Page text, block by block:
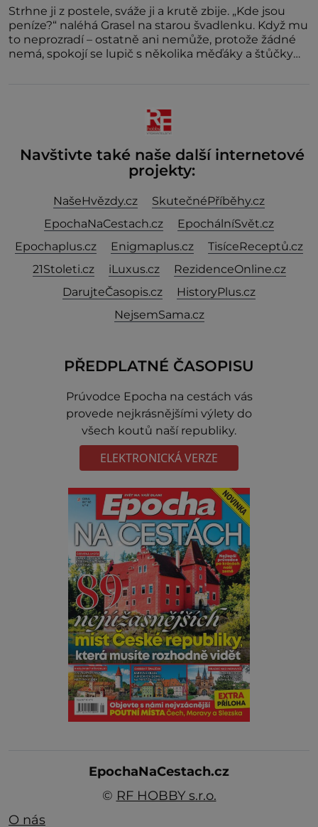
Strhne ji z postele, sváže ji a krutě zbije. „Kde jsou
peníze?“ naléhá Grasel na starou švadlenku. Když mu
to neprozradí – ostatně ani nemůže, protože žádné
nemá, spokojí se lupič s několika měďáky a štůčky
Navštivte také naše další internetové
projekty:
NašeHvězdy.cz
SkutečnéPříběhy.cz
EpochaNaCestach.cz
EpochálníSvět.cz
Epochaplus.cz
Enigmaplus.cz
TisíceReceptů.cz
21Stoleti.cz
iLuxus.cz
RezidenceOnline.cz
DarujteČasopis.cz
HistoryPlus.cz
NejsemSama.cz
PŘEDPLATNÉ ČASOPISU
Prúvodce Epocha na cestách vás
provede nejkrásnějšími výlety do
všech koutů naší republiky.
ELEKTRONICKÁ VERZE
EpochaNaCestach.cz
© RF HOBBY s.r.o.
O nás